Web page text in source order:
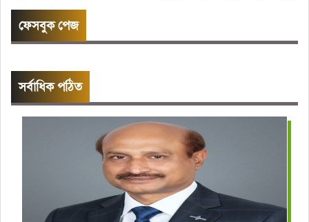
ফেসবুক পেজ
সর্বাধিক পঠিত